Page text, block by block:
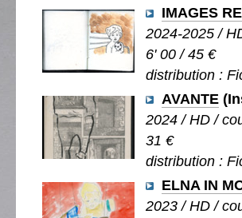
IMAGES
2024-2025 /
6' 00 / 45 €
distribution :
AVANTE
2024 / HD /
31 €
distribution :
ELNA IN
2023 / HD /